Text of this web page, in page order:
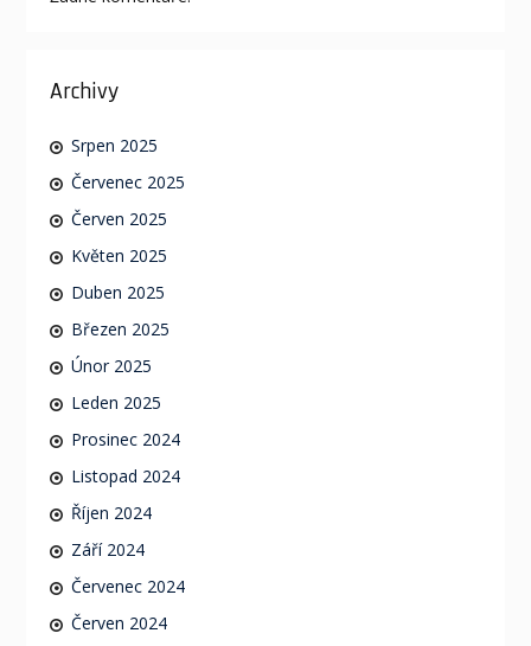
Archivy
Srpen 2025
Červenec 2025
Červen 2025
Květen 2025
Duben 2025
Březen 2025
Únor 2025
Leden 2025
Prosinec 2024
Listopad 2024
Říjen 2024
Září 2024
Červenec 2024
Červen 2024